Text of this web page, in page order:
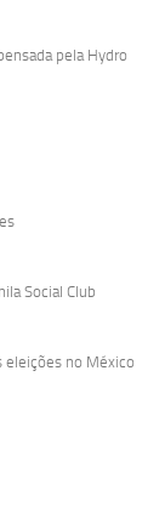
pela Hydro
Social Club
eleições no México